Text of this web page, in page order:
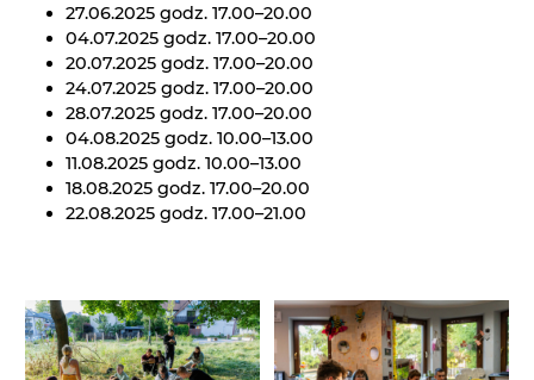
27.06.2025 godz. 17.00–20.00
04.07.2025 godz. 17.00–20.00
20.07.2025 godz. 17.00–20.00
24.07.2025 godz. 17.00–20.00
28.07.2025 godz. 17.00–20.00
04.08.2025 godz. 10.00–13.00
11.08.2025 godz. 10.00–13.00
18.08.2025 godz. 17.00–20.00
22.08.2025 godz. 17.00–21.00